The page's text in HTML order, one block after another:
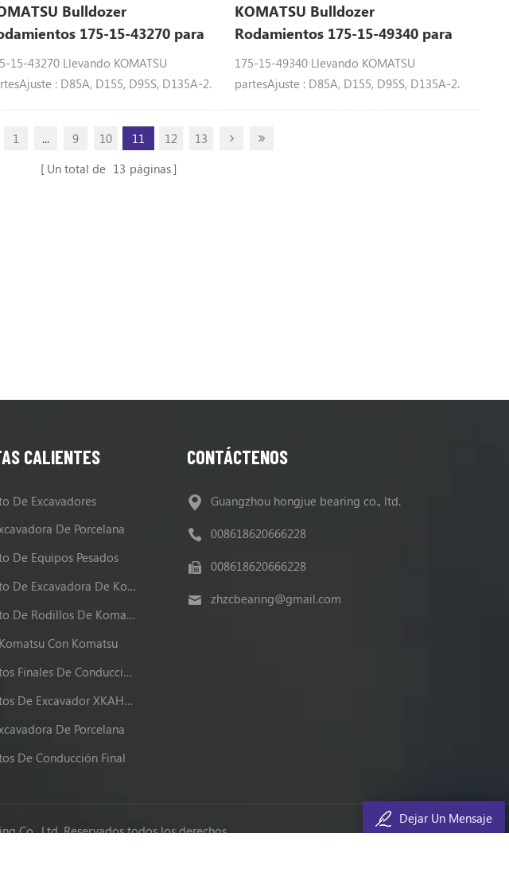
Bulldozer
175-15-43270 para
15-43270 Llevando KOMATSU
: D85A, D155, D95S, D135A-2.
KOMATSU Bulldozer
Rodamientos 175-15-49340 para
D85A
175-15-49340 Llevando KOMATSU
partesAjuste : D85A, D155, D95S, D135A-2.
1 ... 9 10 11 12
13
Un total de 13 páginas
CALIENTES
De Excavadores
De Porcelana
De Equipos Pesados
Rodamiento De Excavadora De Komatsu
Rodamiento De Rodillos De Komatsu
Con Komatsu
Rodamientos Finales De Conducción XKAH-00340
Rodamientos De Excavador XKAH-00340
De Porcelana
De Conducción Final
CONTÁCTENOS
Guangzhou hongjue bearing co., ltd.
008618620666228
008618620666228
zhzcbearing@gmail.com
Co., Ltd. Reservados todos los derechos.
Dejar Un Mensaje